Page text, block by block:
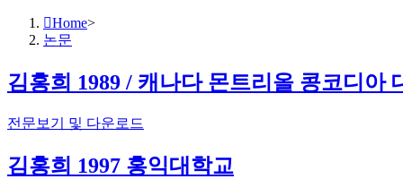
Home>
논문
김홍희 1989 / 캐나다 몬트리올 콩코디아
전문보기 및 다운로드
김홍희 1997 홍익대학교